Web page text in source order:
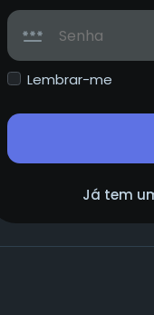
Lembrar-me
Já tem